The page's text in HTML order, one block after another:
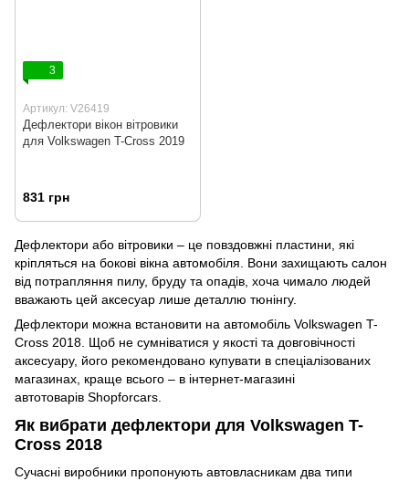
3
Артикул: V26419
Дефлектори вікон вітровики
для Volkswagen T-Cross 2019
831 грн
Дефлектори або вітровики – це повздовжні пластини, які
кріпляться на бокові вікна автомобіля. Вони захищають салон
від потрапляння пилу, бруду та опадів, хоча чимало людей
вважають цей аксесуар лише деталлю тюнінгу.
Дефлектори можна встановити на автомобіль Volkswagen T-
Cross 2018. Щоб не сумніватися у якості та довговічності
аксесуару, його рекомендовано купувати в спеціалізованих
магазинах, краще всього – в інтернет-магазині
автотоварів Shopforcars.
Як вибрати дефлектори для Volkswagen T-
Cross 2018
Сучасні виробники пропонують автовласникам два типи